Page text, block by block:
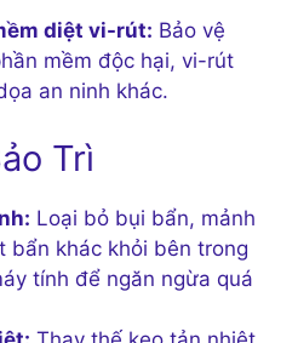
diệt vi-rút: Bảo vệ
mềm độc hại, vi-rút
an ninh khác.
Trì
Loại bỏ bụi bẩn, mảnh
bẩn khác khỏi bên trong
tính để ngăn ngừa quá